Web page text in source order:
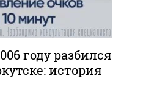
году разбился
история